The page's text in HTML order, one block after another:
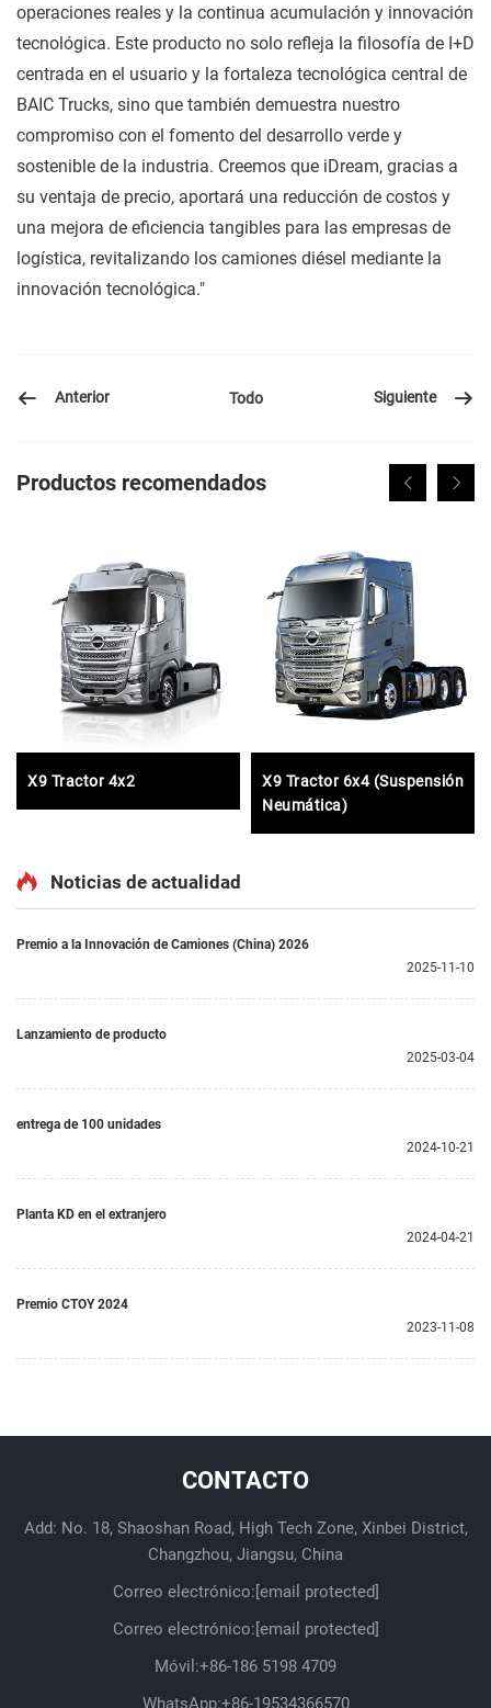
operaciones reales y la continua acumulación y innovación
tecnológica. Este producto no solo refleja la filosofía de I+D
centrada en el usuario y la fortaleza tecnológica central de
BAIC Trucks, sino que también demuestra nuestro
compromiso con el fomento del desarrollo verde y
sostenible de la industria. Creemos que iDream, gracias a
su ventaja de precio, aportará una reducción de costos y
una mejora de eficiencia tangibles para las empresas de
logística, revitalizando los camiones diésel mediante la
innovación tecnológica."
Anterior Todo Siguiente
Productos recomendados
X9 Tractor 4x2
X9 Tractor 6x4 (Suspensión
Neumática)
Noticias de actualidad
Premio a la Innovación de Camiones (China) 2026
2025-11-10
Lanzamiento de producto
2025-03-04
entrega de 100 unidades
2024-10-21
Planta KD en el extranjero
2024-04-21
Premio CTOY 2024
2023-11-08
CONTACTO
Add: No. 18, Shaoshan Road, High Tech Zone, Xinbei District,
Changzhou, Jiangsu, China
Correo electrónico:[email protected]
Correo electrónico:[email protected]
Móvil:+86-186 5198 4709
WhatsApp:+86-19534366570